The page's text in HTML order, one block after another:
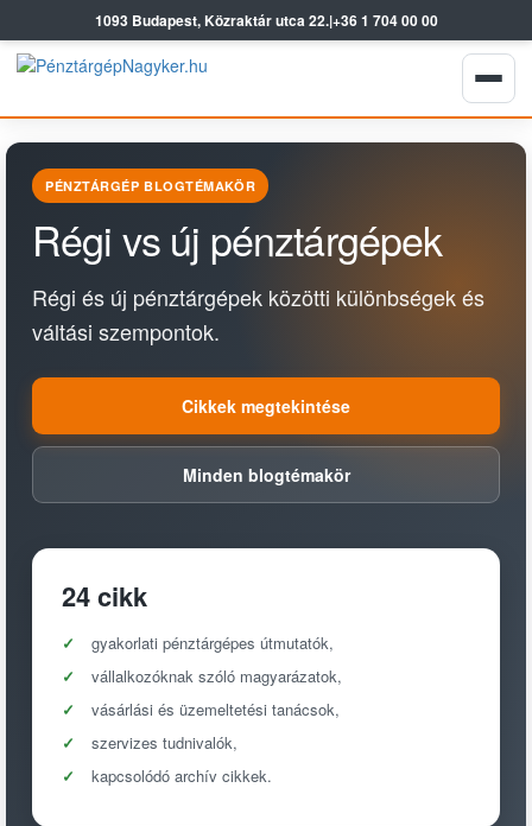
1093 Budapest, Közraktár utca 22.|+36 1 704 00 00
PÉNZTÁRGÉP BLOGTÉMAKÖR
Régi vs új pénztárgépek
Régi és új pénztárgépek közötti különbségek és
váltási szempontok.
Cikkek megtekintése
Minden blogtémakör
24 cikk
gyakorlati pénztárgépes útmutatók,
vállalkozóknak szóló magyarázatok,
vásárlási és üzemeltetési tanácsok,
szervizes tudnivalók,
kapcsolódó archív cikkek.